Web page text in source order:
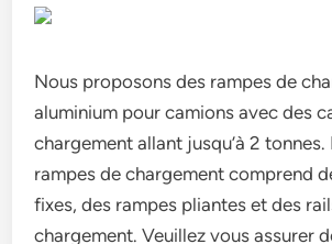
Nous proposons des rampes de
aluminium pour camions avec des
chargement allant jusqu’à 2 tonnes.
rampes de chargement comprend
fixes, des rampes pliantes et des
chargement. Veuillez vous assurer